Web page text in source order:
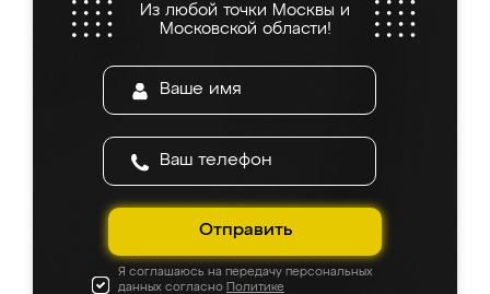
Из любой точки Москвы и
Московской области!
Отправить
Я соглашаюсь на передачу персональных
данных согласно Политике